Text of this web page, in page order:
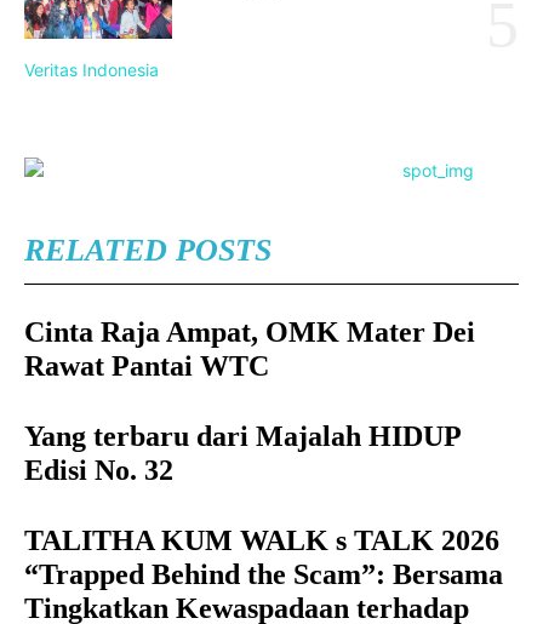
Veritas Indonesia
RELATED POSTS
Cinta Raja Ampat, OMK Mater Dei
Rawat Pantai WTC
Yang terbaru dari Majalah HIDUP
Edisi No. 32
TALITHA KUM WALK s TALK 2026
“Trapped Behind the Scam”: Bersama
Tingkatkan Kewaspadaan terhadap